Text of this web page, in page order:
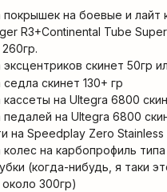
покрышек на боевые и лайт
R3+Continental Tube
эксцентриков скинет 50гр
скинет 130+ гр
кассеты на Ultegra 6800
педалей на Ultegra 6800
на Speedplay Zero Stainless
колес на карбопрофиль
(когда-нибудь, я таки
около 300гр)